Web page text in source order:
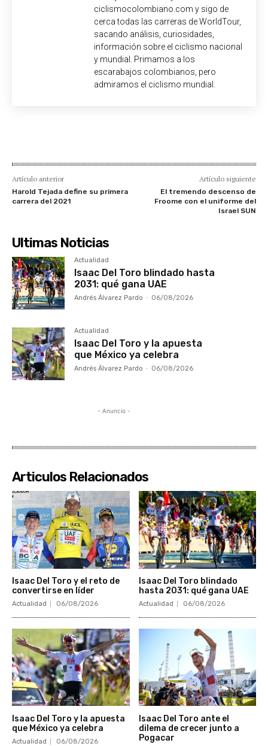
ciclismocolombiano.com y sigo de
cerca todas las carreras de WorldTour,
sacando análisis, curiosidades,
información sobre el ciclismo nacional
y mundial. Primamos a los
escarabajos colombianos, pero
admiramos el ciclismo mundial.
Artículo anterior
Harold Tejada define su primera
carrera del 2021
Artículo siguiente
El tremendo descenso de
Froome con el uniforme del
Israel SUN
Ultimas Noticias
Actualidad
Isaac Del Toro blindado hasta
2031: qué gana UAE
Andrés Álvarez Pardo - 06/08/2026
Actualidad
Isaac Del Toro y la apuesta
que México ya celebra
Andrés Álvarez Pardo - 06/08/2026
- Anuncio -
Articulos Relacionados
Isaac Del Toro y el reto de
convertirse en líder
Actualidad 06/08/2026
Isaac Del Toro blindado
hasta 2031: qué gana UAE
Actualidad 06/08/2026
Isaac Del Toro y la apuesta
que México ya celebra
Actualidad 06/08/2026
Isaac Del Toro ante el
dilema de crecer junto a
Pogacar